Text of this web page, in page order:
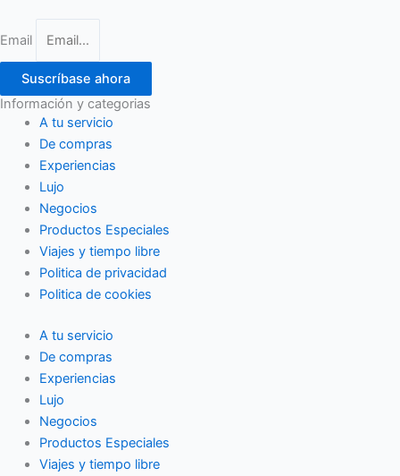
Email
Suscríbase ahora
Información y categorias
A tu servicio
De compras
Experiencias
Lujo
Negocios
Productos Especiales
Viajes y tiempo libre
Politica de privacidad
Politica de cookies
A tu servicio
De compras
Experiencias
Lujo
Negocios
Productos Especiales
Viajes y tiempo libre